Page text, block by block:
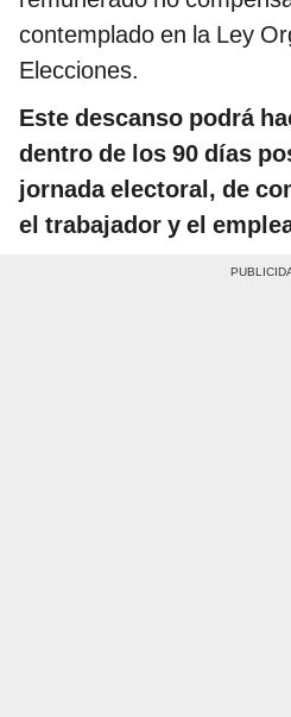
contemplado en la Ley
Elecciones.
Este descanso podrá
dentro de los 90 días
jornada electoral, de
el trabajador y el